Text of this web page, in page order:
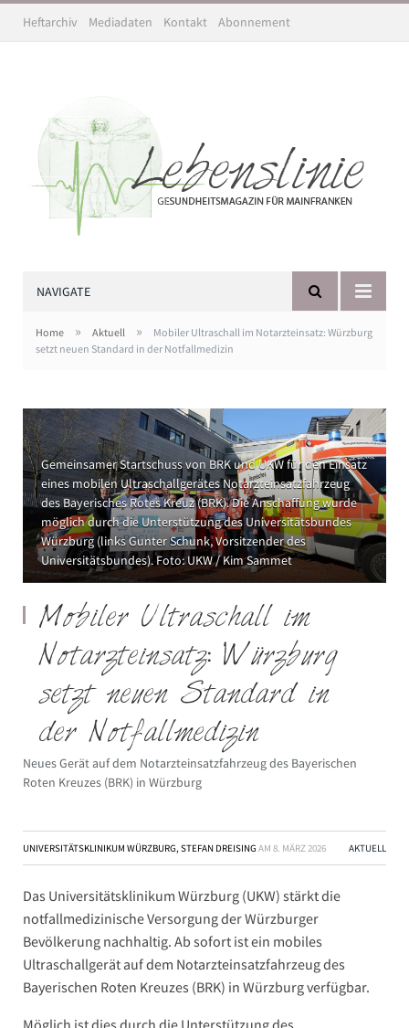
Heftarchiv Mediadaten Kontakt Abonnement
NAVIGATE
Home » Aktuell »
Mobiler Ultraschall im Notarzteinsatz: Würzburg
setzt neuen Standard in der Notfallmedizin
Gemeinsamer Startschuss von BRK und UKW für den Einsatz
eines mobilen Ultraschallgerätes Notarzteinsatzfahrzeug
des Bayerisches Rotes Kreuz (BRK). Die Anschaffung wurde
möglich durch die Unterstützung des Universitätsbundes
Würzburg (links Gunter Schunk, Vorsitzender des
Universitätsbundes). Foto: UKW / Kim Sammet
Mobiler Ultraschall im
Notarzteinsatz: Würzburg
setzt neuen Standard in
der Notfallmedizin
Neues Gerät auf dem Notarzteinsatzfahrzeug des Bayerischen
Roten Kreuzes (BRK) in Würzburg
UNIVERSITÄTSKLINIKUM WÜRZBURG, STEFAN DREISING AM 8. MÄRZ 2026 AKTUELL
Das Universitätsklinikum Würzburg (UKW) stärkt die
notfallmedizinische Versorgung der Würzburger
Bevölkerung nachhaltig. Ab sofort ist ein mobiles
Ultraschallgerät auf dem Notarzteinsatzfahrzeug des
Bayerischen Roten Kreuzes (BRK) in Würzburg verfügbar.